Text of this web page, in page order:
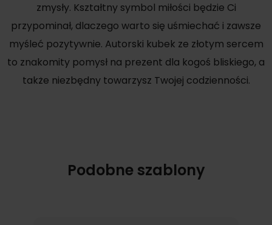
zmysły. Kształtny symbol miłości będzie Ci
przypominał, dlaczego warto się uśmiechać i zawsze
myśleć pozytywnie. Autorski kubek ze złotym sercem
to znakomity pomysł na prezent dla kogoś bliskiego, a
także niezbędny towarzysz Twojej codzienności.
Podobne szablony